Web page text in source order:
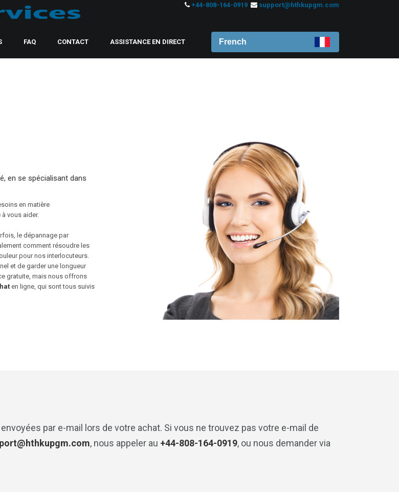
+44-808-164-0919 support@hthkupgm.com
FAQ CONTACT ASSISTANCE EN DIRECT French
en se spécialisant dans
en matière
vous aider.
le dépannage par
comment résoudre les
pour nos interlocuteurs.
et de garder une longueur
gratuite, mais nous offrons
en ligne, qui sont tous suivis
par e-mail lors de votre achat. Si vous ne trouvez pas votre e-mail de
, nous appeler au +44-808-164-0919, ou nous demander via